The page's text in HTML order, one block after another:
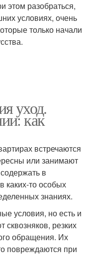
этом разобраться,
условиях, очень
только начали
уход.
как
встречаются
или занимают
в
каких-то особых
знаниях.
условия, но есть и
сквозняков, резких
обращения. Их
повреждаются при